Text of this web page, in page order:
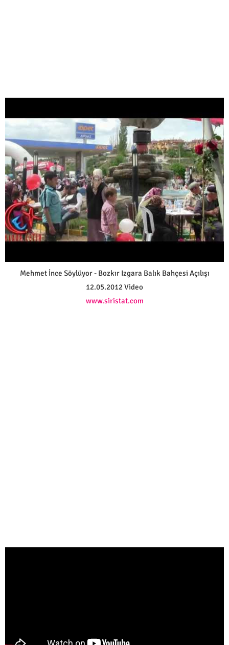
Mehmet İnce Söylüyor - Bozkır Izgara Balık Bahçesi Açılışı
12.05.2012 Video
www.siristat.com